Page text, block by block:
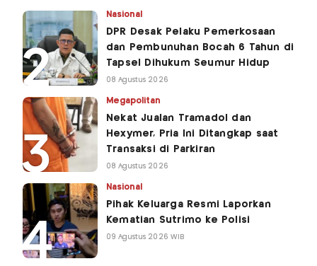
Nasional
DPR Desak Pelaku Pemerkosaan
dan Pembunuhan Bocah 6 Tahun di
Tapsel Dihukum Seumur Hidup
08 Agustus 2026
Megapolitan
Nekat Jualan Tramadol dan
Hexymer, Pria Ini Ditangkap saat
Transaksi di Parkiran
08 Agustus 2026
Nasional
Pihak Keluarga Resmi Laporkan
Kematian Sutrimo ke Polisi
09 Agustus 2026 WIB